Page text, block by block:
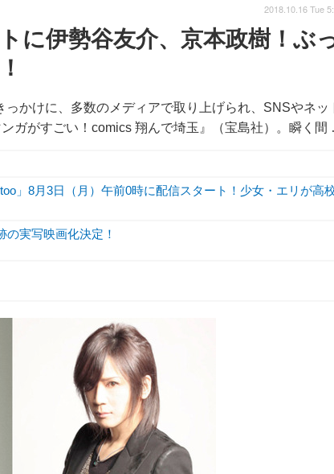
に伊勢谷友介、京本政樹！ぶ
かけに、多数のメディアで取り上げられ、SNSやネッ
ガがすごい！comics 翔んで埼玉』（宝島社）。瞬く
2018.10.16 Tue
」8月3日（月）午前0時に配信スタート！少女・エリが高
実写映画化決定！